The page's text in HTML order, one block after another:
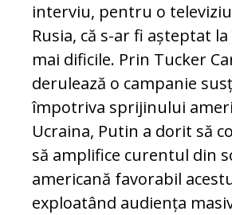
interviu, pentru o
Rusia, că s-ar fi așteptat
mai dificile. Prin Tucker
derulează o campanie
împotriva sprijinului
Ucraina, Putin a dorit să
să amplifice curentul din
americană favorabil
exploatând audiența